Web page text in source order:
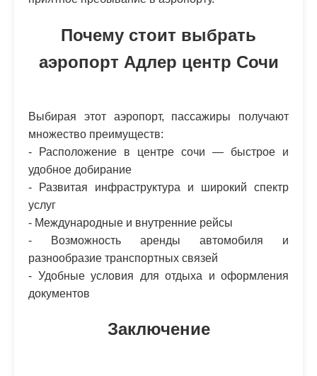
Почему стоит выбрать
аэропорт Адлер центр Сочи
Выбирая этот аэропорт, пассажиры получают
множество преимуществ:
- Расположение в центре сочи — быстрое и
удобное добирание
- Развитая инфраструктура и широкий спектр
услуг
- Международные и внутренние рейсы
- Возможность аренды автомобиля и
разнообразие транспортных связей
- Удобные условия для отдыха и оформления
документов
Заключение